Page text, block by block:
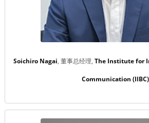
Soichiro Nagai 董事总经理 The Institute for
Communication (IIBC)